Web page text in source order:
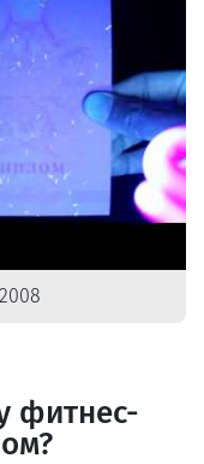
фитнес-